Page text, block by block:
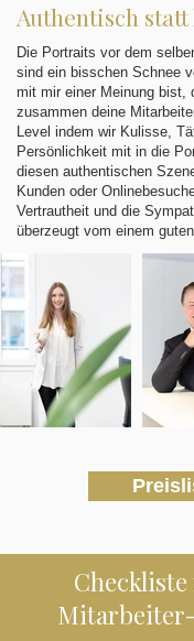
Authentisch
Die Portraits vor dem
sind ein bisschen Schnee
mit mir einer Meinung bist,
zusammen deine
Level indem wir Kulisse,
Persönlichkeit mit in die
diesen authentischen
Kunden oder
Vertrautheit und die
überzeugt vom einem